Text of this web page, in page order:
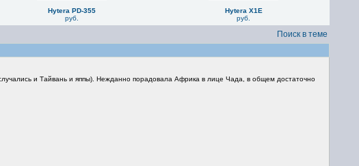
Hytera PD-355
руб.
Hytera X1E
руб.
Поиск в теме
и Тайвань и яппы). Нежданно порадовала Африка в лице Чада, в общем достаточно